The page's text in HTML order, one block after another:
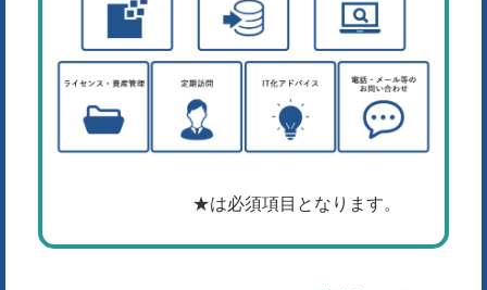
★は必須項目となります。